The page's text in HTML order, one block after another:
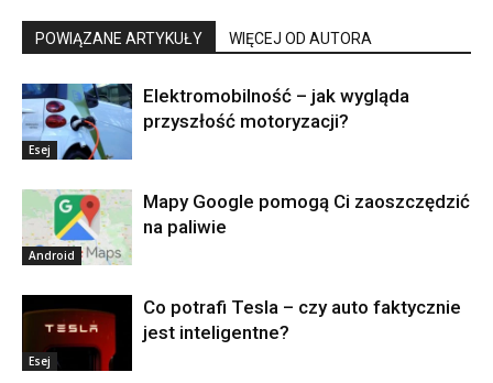
POWIĄZANE ARTYKUŁY WIĘCEJ OD AUTORA
Esej
Elektromobilność – jak wygląda
przyszłość motoryzacji?
Android
Mapy Google pomogą Ci zaoszczędzić
na paliwie
Esej
Co potrafi Tesla – czy auto faktycznie
jest inteligentne?